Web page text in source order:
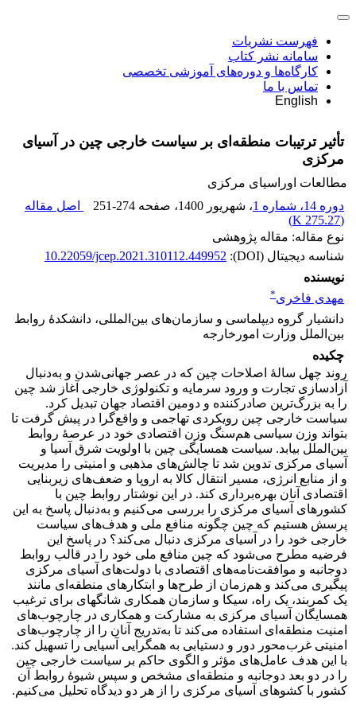
فهرست نشریات
سامانه نشر کتاب
کارگاه‌ها و دوره‌های آموزشی تخصصی
تماس با ما
English
تأثیر ترتیبات منطقه‌ای بر سیاست خارجی چین در آسیای
مرکزی
مطالعات اوراسیای مرکزی
دوره 14، شماره 1
، شهریور 1400 ، صفحه 251-274
اصل مقاله
(
275.27 K
)
نوع مقاله: مقاله پژوهشی
شناسه دیجیتال (DOI):
10.22059/jcep.2021.310112.449952
نویسنده
مهدی فاخری*
دانشیار گروه دیپلماسی و سازمان‌های بین‌المللی، دانشکدۀ روابط
بین‌الملل وزارت امورخارجه
چکیده
روند چهل سالۀ اصلاحات چین که در عصر جهانی‌شدن و به‌دنبال
آزادسازی تجارت و ورود سرمایه و تکنولوژی خارجی آغاز شد چین
را به بزرگ‌ترین صادرکننده و دومین اقتصاد جهان تبدیل کرد.
سیاست خارجی چین رویکردی تهاجمی و واقع‌گرا در پیش گرفت تا
بتواند وزن سیاسی هم‌سنگ وزن اقتصادی خود در عرصۀ روابط
بین‌الملل بیابد. سیاست همسایگی چین با اولویت شرق آسیا و
آسیای مرکزی تدوین شد تا چالش‌های مذهبی و امنیتی را مدیریت
و از منابع انرژی، مسیر انتقال کالا به اروپا و ضعف‌های زیربنایی
اقتصادی آنان بهره‌برداری کند. در این نوشتار روابط چین با
کشورهای آسیای مرکزی را بررسی می‌کنیم و به‌دنبال پاسخ به این
پرسش هستیم که چین چگونه منافع ملی و هدف‌های سیاست
خارجی خود را در آسیای مرکزی دنبال می‌کند؟ در پاسخ این
فرضیه مطرح می‌شود که چین منافع ملی خود را در قالب روابط
دوجانبه و موافقت‌نامه‌های اقتصادی با ‌دولت‌های آسیای مرکزی
پیگیری می‌کند و هم‌زمان از طرح‌ها و ابتکارهای منطقه‌ای مانند
یک کمربند، یک راه، سیکا و سازمان همکاری شانگهای برای ترغیب
همسایگان آسیای مرکزی به مشارکت و همکاری در چارچوب‌های
امنیت منطقه‌ای استفاده می‌کند تا به‌تدریج آنان را از چارچوب‌های
امنیتی غرب‌محور دور و دستیابی به همگرایی آسیایی را تسهیل کند.
با این هدف عامل‌های مؤثر و الگوی حاکم بر سیاست خارجی چین
را در دو بعد دوجانبه و منطقه‌ای مشخص و سپس شیوۀ روابط آن
کشور با کشوهای آسیای مرکزی را از هر دو دیدگاه تحلیل می‌کنیم.